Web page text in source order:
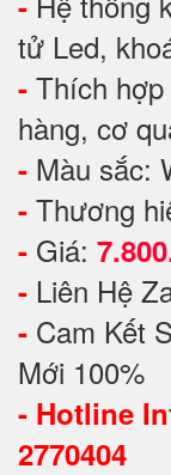
tử Led,
- Thích
hàng, cơ
- Màu sắc:
- Thương
- Giá:
- Liên Hệ
- Cam Kết
Mới 100%
- Hotline
2770404